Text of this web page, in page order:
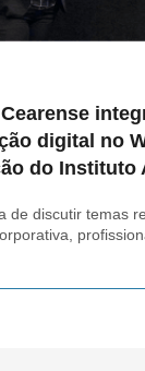
digital no
do Instituto
de discutir temas